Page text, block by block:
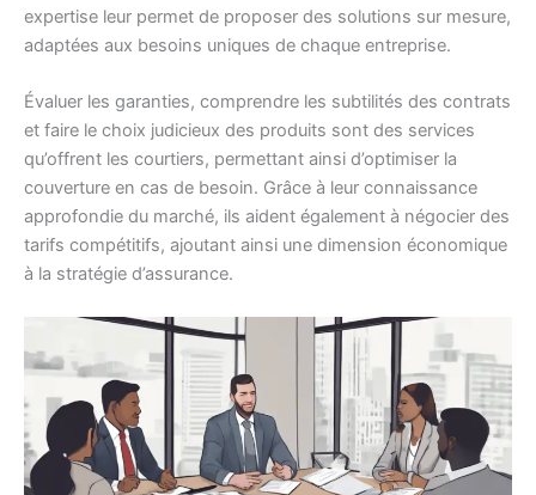
expertise leur permet de proposer des solutions sur mesure,
adaptées aux besoins uniques de chaque entreprise.
Évaluer les garanties, comprendre les subtilités des contrats
et faire le choix judicieux des produits sont des services
qu’offrent les courtiers, permettant ainsi d’optimiser la
couverture en cas de besoin. Grâce à leur connaissance
approfondie du marché, ils aident également à négocier des
tarifs compétitifs, ajoutant ainsi une dimension économique
à la stratégie d’assurance.